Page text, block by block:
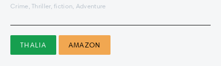
Crime, Thriller, fiction, Adventure
THALIA AMAZON